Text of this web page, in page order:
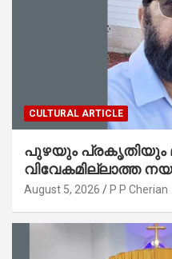
CULTURAL ARTICLE
പുഴയും
വിവേകമില്ലാത്ത
ദുരന്തങ്ങളും : റവ. ജെയിംസ് കെ.
August 5, 2026 P P Cherian